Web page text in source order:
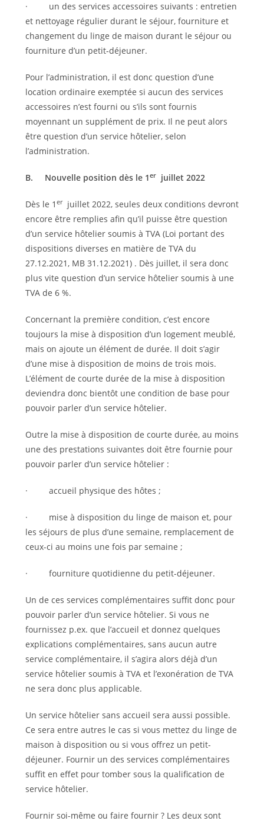
· un des services accessoires suivants : entretien
et nettoyage régulier durant le séjour, fourniture et
changement du linge de maison durant le séjour ou
fourniture d’un petit-déjeuner.
Pour l’administration, il est donc question d’une
location ordinaire exemptée si aucun des services
accessoires n’est fourni ou s’ils sont fournis
moyennant un supplément de prix. Il ne peut alors
être question d’un service hôtelier, selon
l’administration.
B. Nouvelle position dès le 1erjuillet 2022
Dès le 1 erjuillet 2022, seules deux conditions devront
encore être remplies afin qu’il puisse être question
d’un service hôtelier soumis à TVA (Loi portant des
dispositions diverses en matière de TVA du
27.12.2021, MB 31.12.2021) . Dès juillet, il sera donc
plus vite question d’un service hôtelier soumis à une
TVA de 6 %.
Concernant la première condition, c’est encore
toujours la mise à disposition d’un logement meublé,
mais on ajoute un élément de durée. Il doit s’agir
d’une mise à disposition de moins de trois mois.
L’élément de courte durée de la mise à disposition
deviendra donc bientôt une condition de base pour
pouvoir parler d’un service hôtelier.
Outre la mise à disposition de courte durée, au moins
une des prestations suivantes doit être fournie pour
pouvoir parler d’un service hôtelier :
· accueil physique des hôtes ;
· mise à disposition du linge de maison et, pour
les séjours de plus d’une semaine, remplacement de
ceux-ci au moins une fois par semaine ;
· fourniture quotidienne du petit-déjeuner.
Un de ces services complémentaires suffit donc pour
pouvoir parler d’un service hôtelier. Si vous ne
fournissez p.ex. que l’accueil et donnez quelques
explications complémentaires, sans aucun autre
service complémentaire, il s’agira alors déjà d’un
service hôtelier soumis à TVA et l’exonération de TVA
ne sera donc plus applicable.
Un service hôtelier sans accueil sera aussi possible.
Ce sera entre autres le cas si vous mettez du linge de
maison à disposition ou si vous offrez un petit-
déjeuner. Fournir un des services complémentaires
suffit en effet pour tomber sous la qualification de
service hôtelier.
Fournir soi-même ou faire fournir ? Les deux sont